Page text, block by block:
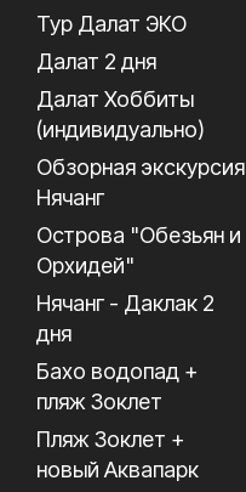
Тур Далат ЭКО
Далат 2 дня
Далат Хоббиты
(индивидуально)
Обзорная экскурсия
Нячанг
Острова "Обезьян и
Орхидей"
Нячанг - Даклак 2
дня
Бахо водопад +
пляж Зоклет
Пляж Зоклет +
новый Аквапарк